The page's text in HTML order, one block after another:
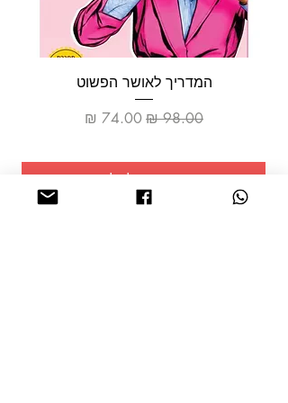
המדריך לאושר הפשוט
מחיר רגילמחיר מבצע
הוספה לסל